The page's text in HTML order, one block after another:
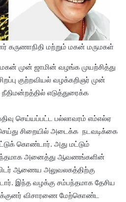
கருணாநிதி மற்றும் மகன் மருமகள்
முன் ஜாமின் வழங்க முயற்சித்து
குற்றவியல் வழக்கறிஞர் முன்
எடுத்துரைக்க
செய்யப்பட்ட பல்லாவரம் எம்எல்ஏ
சிறையில் அடைக்க நடவடிக்கை
கொண்டார். அது மட்டும்
அனைத்து ஆவணங்களின்
ஆணைய அலுவலகத்திற்கு
இந்த வழக்கு சம்பந்தமாக தேசிய
விசாரணை மேற்கொண்ட